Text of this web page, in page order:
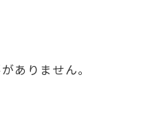
ありません。